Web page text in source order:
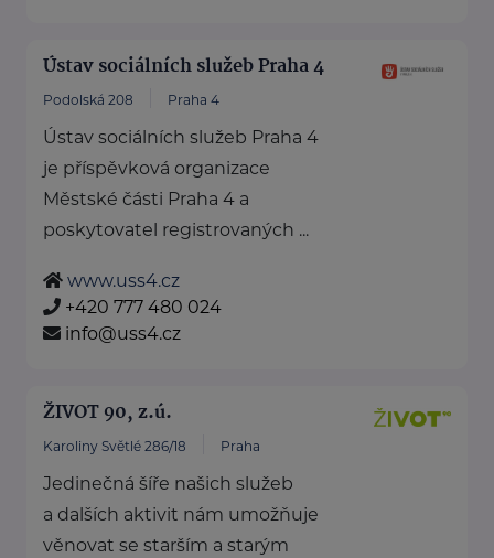
Ústav sociálních služeb Praha 4
Podolská 208 Praha 4
Ústav sociálních služeb Praha 4
je příspěvková organizace
Městské části Praha 4 a
poskytovatel registrovaných ...
www.uss4.cz
+420 777 480 024
info@uss4.cz
ŽIVOT 90, z.ú.
Karoliny Světlé 286/18 Praha
Jedinečná šíře našich služeb
a dalších aktivit nám umožňuje
věnovat se starším a starým